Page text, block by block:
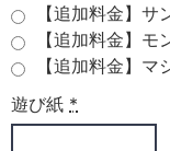
【追加料金】
【追加料金】
【追加料金】
遊び紙 *